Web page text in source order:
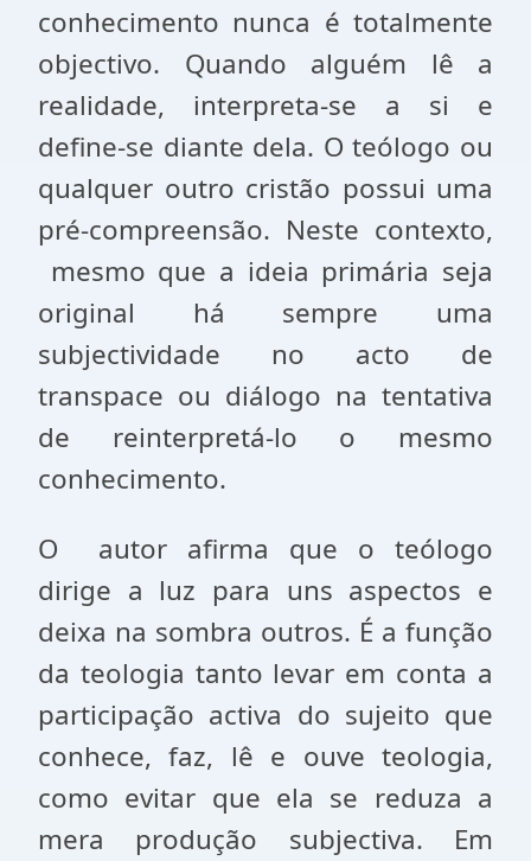
conhecimento nunca é totalmente
objectivo. Quando alguém lê a
realidade, interpreta-se a si e
define-se diante dela. O teólogo ou
qualquer outro cristão possui uma
pré-compreensão. Neste contexto,
mesmo que a ideia primária seja
original há sempre uma
subjectividade no acto de
transpace ou diálogo na tentativa
de reinterpretá-lo o mesmo
conhecimento.
O autor afirma que o teólogo
dirige a luz para uns aspectos e
deixa na sombra outros. É a função
da teologia tanto levar em conta a
participação activa do sujeito que
conhece, faz, lê e ouve teologia,
como evitar que ela se reduza a
mera produção subjectiva. Em